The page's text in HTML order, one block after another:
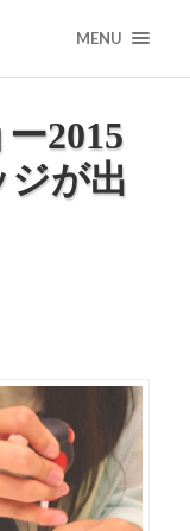
MENU
2015
が出